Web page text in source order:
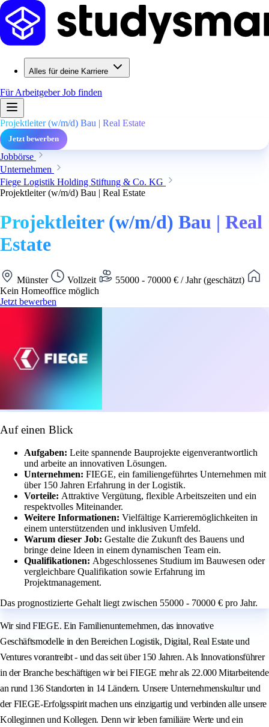
Alles für deine Karriere
Für ArbeitgeberJob finden
Projektleiter (w/m/d) Bau | Real Estate
Jetzt bewerben
Jobbörse
Unternehmen
Fiege Logistik Holding Stiftung & Co. KG
Projektleiter (w/m/d) Bau | Real Estate
Projektleiter (w/m/d) Bau | Real
Estate
Münster Vollzeit
55000 - 70000 € / Jahr (geschätzt)
Kein Homeoffice möglich
Jetzt bewerben
Auf einen Blick
Aufgaben: Leite spannende Bauprojekte eigenverantwortlich
und arbeite an innovativen Lösungen.
Unternehmen: FIEGE, ein familiengeführtes Unternehmen mit
über 150 Jahren Erfahrung in der Logistik.
Vorteile: Attraktive Vergütung, flexible Arbeitszeiten und ein
respektvolles Miteinander.
Weitere Informationen: Vielfältige Karrieremöglichkeiten in
einem unterstützenden und inklusiven Umfeld.
Warum dieser Job: Gestalte die Zukunft des Bauens und
bringe deine Ideen in einem dynamischen Team ein.
Qualifikationen: Abgeschlossenes Studium im Bauwesen oder
vergleichbare Qualifikation sowie Erfahrung im
Projektmanagement.
Das prognostizierte Gehalt liegt zwischen 55000 - 70000 € pro Jahr.
Wir sind FIEGE. Ein Familienunternehmen, das innovative
Geschäftsmodelle in den Bereichen Logistik, Digital, Real Estate und
Ventures vorantreibt - und das seit über 150 Jahren. Als Innovationsführer
in der Branche beschäftigen wir bei FIEGE mehr als 22.000 Mitarbeitende
an rund 136 Standorten in 14 Ländern. Unsere Unternehmenskultur und
der FIEGE-Erfolgsspirit machen uns einzigartig und verbinden alle unsere
Kolleginnen und Kollegen. Denn wir leben familiäre Werte und ein